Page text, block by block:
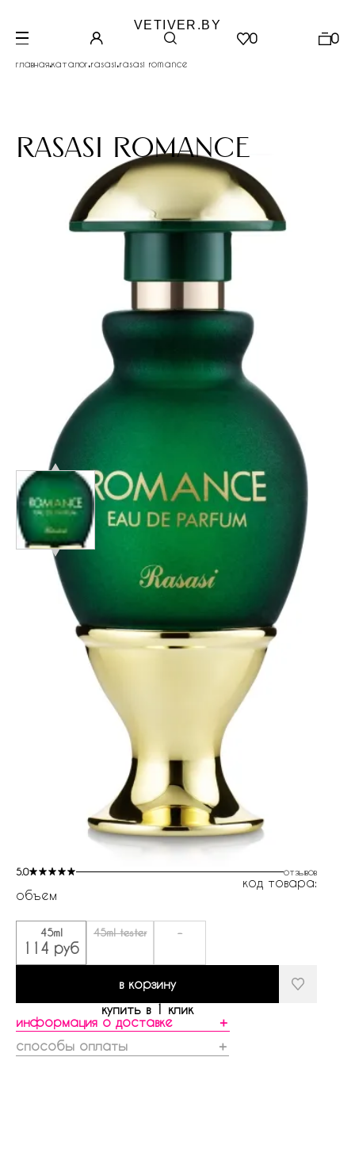
VETIVER.BY
0 0
главная.каталог.rasasi.rasasi romance
rasasi romance
5.0 отзывов
код товара:
объем
45ml
114 руб
45ml tester -
в корзину
купить в 1 клик
информация о доставке
＋
способы оплаты
＋